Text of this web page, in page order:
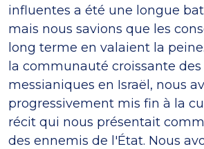
influentes a été une longue
mais nous savions que les
long terme en valaient la
la communauté croissante des
messianiques en Israël, nous
progressivement mis fin à la
récit qui nous présentait
des ennemis de l'État. Nous